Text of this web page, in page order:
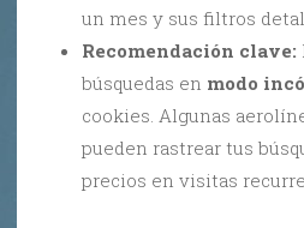
un mes y sus filtros
Recomendación clave:
búsquedas en modo
cookies. Algunas
pueden rastrear tus
precios en visitas